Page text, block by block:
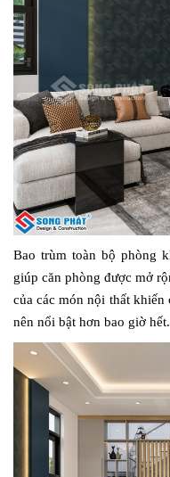
Bao trùm toàn bộ phòng
giúp căn phòng được mở
của các món nội thất
nên nổi bật hơn bao giờ hết.